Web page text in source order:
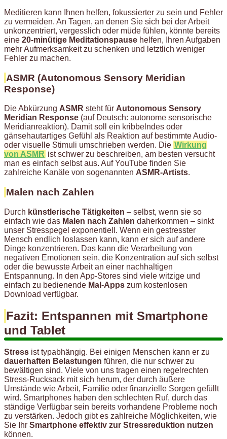
Meditieren kann Ihnen helfen, fokussierter zu sein und Fehler
zu vermeiden. An Tagen, an denen Sie sich bei der Arbeit
unkonzentriert, vergesslich oder müde fühlen, könnte bereits
eine 20-minütige Meditationspause helfen, Ihren Aufgaben
mehr Aufmerksamkeit zu schenken und letztlich weniger
Fehler zu machen.
ASMR (Autonomous Sensory Meridian
Response)
Die Abkürzung ASMR steht für Autonomous Sensory
Meridian Response (auf Deutsch: autonome sensorische
Meridianreaktion). Damit soll ein kribbelndes oder
gänsehautartiges Gefühl als Reaktion auf bestimmte Audio-
oder visuelle Stimuli umschrieben werden. Die Wirkung
von ASMR ist schwer zu beschreiben, am besten versucht
man es einfach selbst aus. Auf YouTube finden Sie
zahlreiche Kanäle von sogenannten ASMR-Artists.
Malen nach Zahlen
Durch künstlerische Tätigkeiten – selbst, wenn sie so
einfach wie das Malen nach Zahlen daherkommen – sinkt
unser Stresspegel exponentiell. Wenn ein gestresster
Mensch endlich loslassen kann, kann er sich auf andere
Dinge konzentrieren. Das kann die Verarbeitung von
negativen Emotionen sein, die Konzentration auf sich selbst
oder die bewusste Arbeit an einer nachhaltigen
Entspannung. In den App-Stores sind viele witzige und
einfach zu bedienende Mal-Apps zum kostenlosen
Download verfügbar.
Fazit: Entspannen mit Smartphone
und Tablet
Stress ist typabhängig. Bei einigen Menschen kann er zu
dauerhaften Belastungen führen, die nur schwer zu
bewältigen sind. Viele von uns tragen einen regelrechten
Stress-Rucksack mit sich herum, der durch äußere
Umstände wie Arbeit, Familie oder finanzielle Sorgen gefüllt
wird. Smartphones haben den schlechten Ruf, durch das
ständige Verfügbar sein bereits vorhandene Probleme noch
zu verstärken. Jedoch gibt es zahlreiche Möglichkeiten, wie
Sie Ihr Smartphone effektiv zur Stressreduktion nutzen
können.